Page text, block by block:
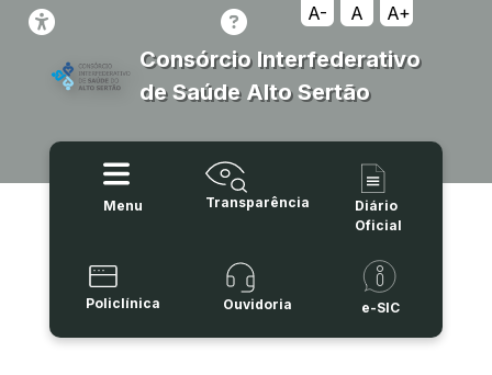
A- A A+
Consórcio Interfederativo
de Saúde Alto Sertão
Menu Transparência
Diário
Oficial
Policlínica Ouvidoria e-SIC